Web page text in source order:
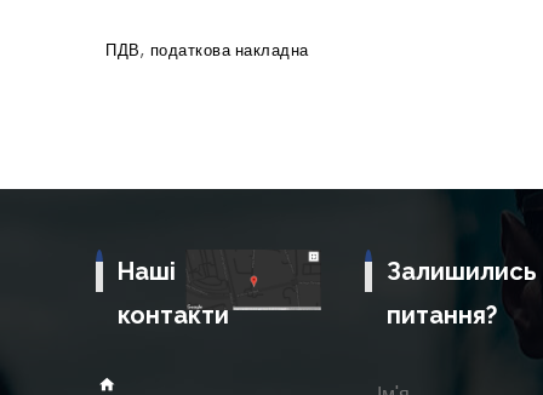
ПДВ, податкова накладна
Наші
контакти
Залишились
питання?